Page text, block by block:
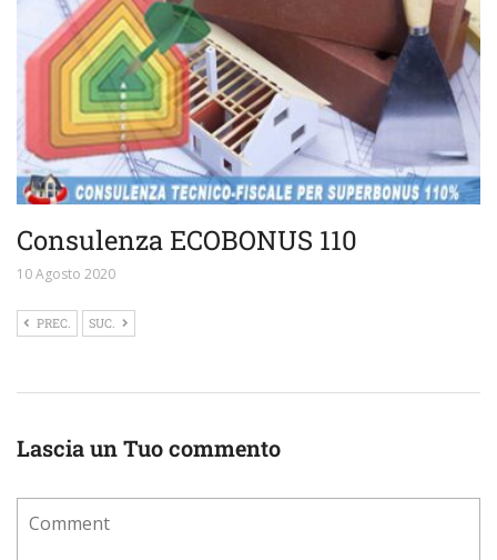
Consulenza ECOBONUS 110
10 Agosto 2020
PREC. SUC.
Lascia un Tuo commento